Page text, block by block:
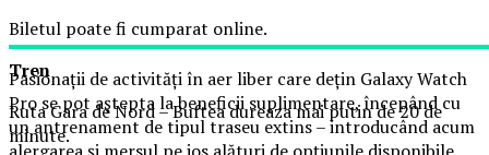
Pasionații de activități în aer liber care dețin Galaxy Watch
Pro se pot aștepta la beneficii suplimentare, începând cu
un antrenament de tipul traseu extins – introducând acum
Biletul poate fi cumparat online.
Tren
Ruta Gara de Nord – Buftea dureaza mai putin de 20 de
minute.